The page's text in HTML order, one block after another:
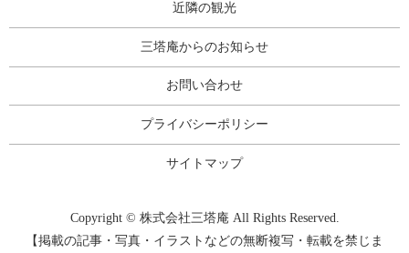
近隣の観光
三塔庵からのお知らせ
お問い合わせ
プライバシーポリシー
サイトマップ
Copyright © 株式会社三塔庵 All Rights Reserved.
【掲載の記事・写真・イラストなどの無断複写・転載を禁じま